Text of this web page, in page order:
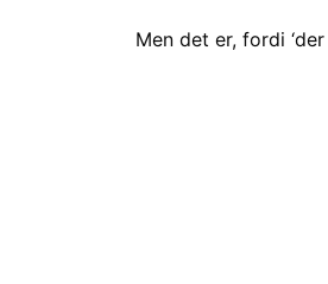
Men det er, fordi